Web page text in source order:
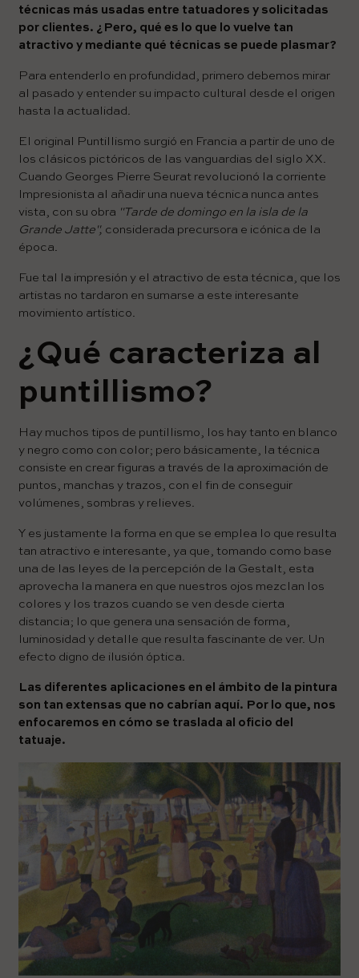
técnicas más usadas entre tatuadores y solicitadas
por clientes. ¿Pero, qué es lo que lo vuelve tan
atractivo y mediante qué técnicas se puede plasmar?
Para entenderlo en profundidad, primero debemos mirar
al pasado y entender su impacto cultural desde el origen
hasta la actualidad.
El original Puntillismo surgió en Francia a partir de uno de
los clásicos pictóricos de las vanguardias del siglo XX.
Cuando Georges Pierre Seurat revolucionó la corriente
Impresionista al añadir una nueva técnica nunca antes
vista, con su obra "Tarde de domingo en la isla de la
Grande Jatte", considerada precursora e icónica de la
época.
Fue tal la impresión y el atractivo de esta técnica, que los
artistas no tardaron en sumarse a este interesante
movimiento artístico.
¿Qué caracteriza al
puntillismo?
Hay muchos tipos de puntillismo, los hay tanto en blanco
y negro como con color; pero básicamente, la técnica
consiste en crear figuras a través de la aproximación de
puntos, manchas y trazos, con el fin de conseguir
volúmenes, sombras y relieves.
Y es justamente la forma en que se emplea lo que resulta
tan atractivo e interesante, ya que, tomando como base
una de las leyes de la percepción de la Gestalt, esta
aprovecha la manera en que nuestros ojos mezclan los
colores y los trazos cuando se ven desde cierta
distancia; lo que genera una sensación de forma,
luminosidad y detalle que resulta fascinante de ver. Un
efecto digno de ilusión óptica.
Las diferentes aplicaciones en el ámbito de la pintura
son tan extensas que no cabrían aquí. Por lo que, nos
enfocaremos en cómo se traslada al oficio del
tatuaje.